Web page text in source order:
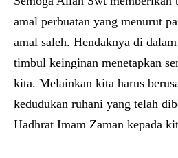
amal perbuatan yang menurut
amal saleh. Hendaknya di
timbul keinginan menetapkan
kita. Melainkan kita harus
kedudukan ruhani yang telah
Hadhrat Imam Zaman kepada